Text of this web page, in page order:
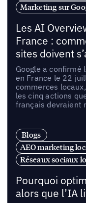
Marketing sur
Les AI
France :
sites doivent
Google a confirmé
en France le 22
commerces
les cinq actions
français devraient
Blogs
AEO marketing
Réseaux sociaux
Pourquoi
alors que l’IA